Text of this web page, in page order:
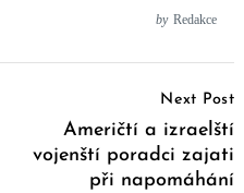
by Redakce
Next Post
Američtí a izraelští
vojenští poradci zajati
při napomáhání